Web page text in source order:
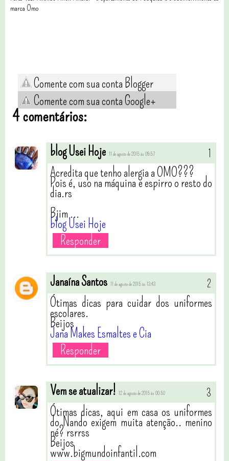
marca Omo
Comente com sua conta Blogger
Comente com sua conta Google+
4 comentários:
blog Usei Hoje 11 de agosto de 2015 às 09:57
Acredita que tenho alergia a OMO???
Pois é, uso na máquina e espirro o resto do
dia.rs
Bjim ...
blog Usei Hoje
Responder
Janaína Santos 11 de agosto de 2015 às 13:43
Ótimas dicas para cuidar dos uniformes
escolares.
Beijos
Jana Makes Esmaltes e Cia
Responder
Vem se atualizar! 12 de agosto de 2015 às 00:50
Ótimas dicas, aqui em casa os uniformes
do Nando exigem muita atenção.. menino
né? rsrrss
Beijos
www.bigmundoinfantil.com